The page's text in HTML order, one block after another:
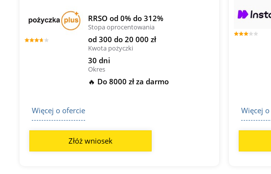
RRSO od 0% do 312%
Stopa oprocentowania
od 300 do 20 000 zł
Kwota pożyczki
30 dni
Okres
🔥 Do 8000 zł za darmo
Więcej o ofercie
Złóż wniosek
Więcej